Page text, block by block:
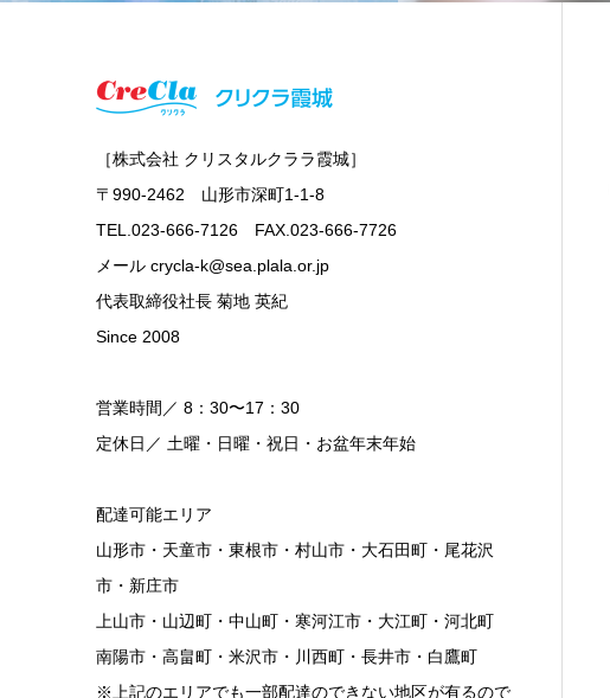
［株式会社 クリスタルクララ霞城］
〒990-2462 山形市深町1-1-8
TEL.023-666-7126 FAX.023-666-7726
メール crycla-k@sea.plala.or.jp
代表取締役社長 菊地 英紀
Since 2008
営業時間／ 8：30〜17：30
定休日／ 土曜・日曜・祝日・お盆年末年始
配達可能エリア
山形市・天童市・東根市・村山市・大石田町・尾花沢
市・新庄市
上山市・山辺町・中山町・寒河江市・大江町・河北町
南陽市・高畠町・米沢市・川西町・長井市・白鷹町
※上記のエリアでも一部配達のできない地区が有るので